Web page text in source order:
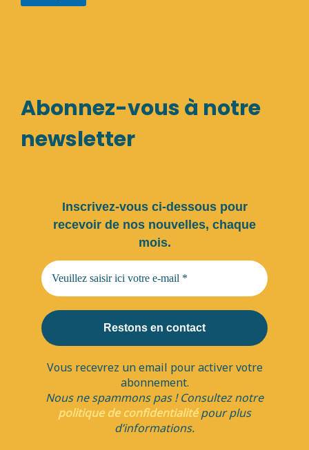
Abonnez-vous à notre
newsletter
Inscrivez-vous ci-dessous pour
recevoir de nos nouvelles, chaque
mois.
Vous recevrez un email pour activer votre
abonnement.
Nous ne spammons pas ! Consultez notre
politique de confidentialitépour plus
d’informations.